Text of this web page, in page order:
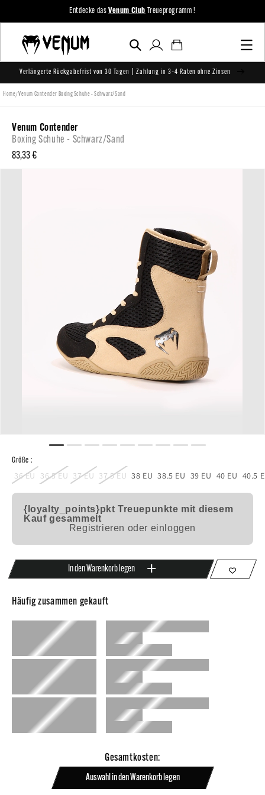
Inhalt
Entdecke dasVenum Club Treueprogramm !
EinloggenWarenkorb
Verlängerte Rückgabefrist von 30 Tagen | Zahlung in 3–4 Raten ohne Zinsen
Home/Venum Contender Boxing Schuhe - Schwarz/Sand
Venum Contender
Boxing Schuhe - Schwarz/Sand
Normaler
Preis
83,33 €
Größe :
36 EU 36.5 EU 37 EU 37.5 EU 38 EU 38.5 EU 39 EU 40 EU 40.5
{loyalty_points}pkt Treuepunkte mit diesem
Kauf gesammelt
Registrieren oder einloggen
In den Warenkorb legen
Häufig zusammen gekauft
Gesamtkosten:
Auswahl in den Warenkorb legen